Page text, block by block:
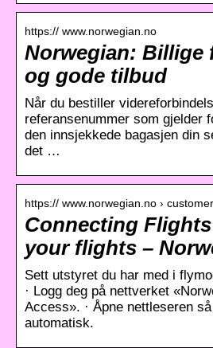
https:// www.norwegian.no
Norwegian: Billige
og gode tilbud
Når du bestiller
referansenummer som gjelder
den innsjekkede bagasjen din
det …
https:// www.norwegian.no ›
Connecting
your flights –
Sett utstyret du har med i
· Logg deg på nettverket
Access». · Åpne nettleseren
automatisk.